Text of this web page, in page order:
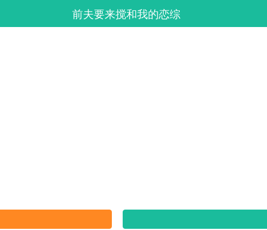
前夫要来搅和我的恋综